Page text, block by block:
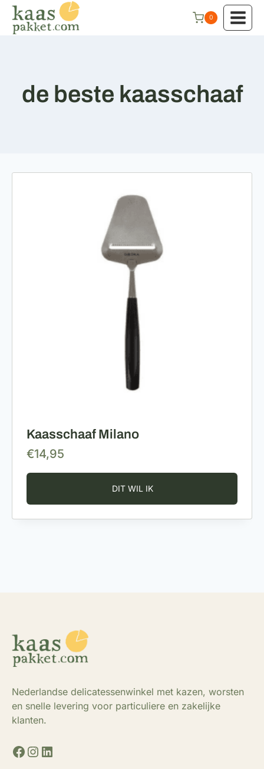
Doorgaan
naar
inhoud
0
de beste kaasschaaf
Kaasschaaf Milano
€14,95
Nederlandse delicatessenwinkel met kazen, worsten
en snelle levering voor particuliere en zakelijke
klanten.
Facebook
Instagram
LinkedIn